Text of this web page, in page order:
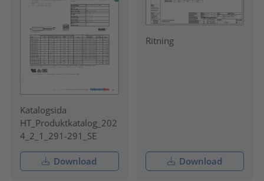
Katalogsida
HT_Produktkatalog_202
4_2_1_291-291_SE
Download
Ritning
Download